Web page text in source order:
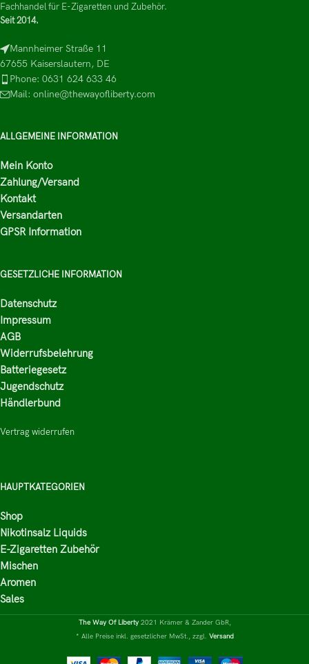
Fachhandel für E-Zigaretten und Zubehör.
Seit 2014.
Mannheimer Straße 11
67655 Kaiserslautern, DE
Phone: 0631 624 633 46
Mail: online@thewayofliberty.com
ALLGEMEINE INFORMATION
Mein Konto
Zahlung/Versand
Kontakt
Versandarten
GPSR Information
GESETZLICHE INFORMATION
Datenschutz
Impressum
AGB
Widerrufsbelehrung
Batteriegesetz
Jugendschutz
Händlerbund
Vertrag widerrufen
HAUPTKATEGORIEN
Shop
Nikotinsalz Liquids
E-Zigaretten Zubehör
Mischen
Aromen
Sales
The Way Of Liberty 2021 Krämer & Zander GbR,
* Alle Preise inkl. gesetzlicher MwSt., zzgl. Versand